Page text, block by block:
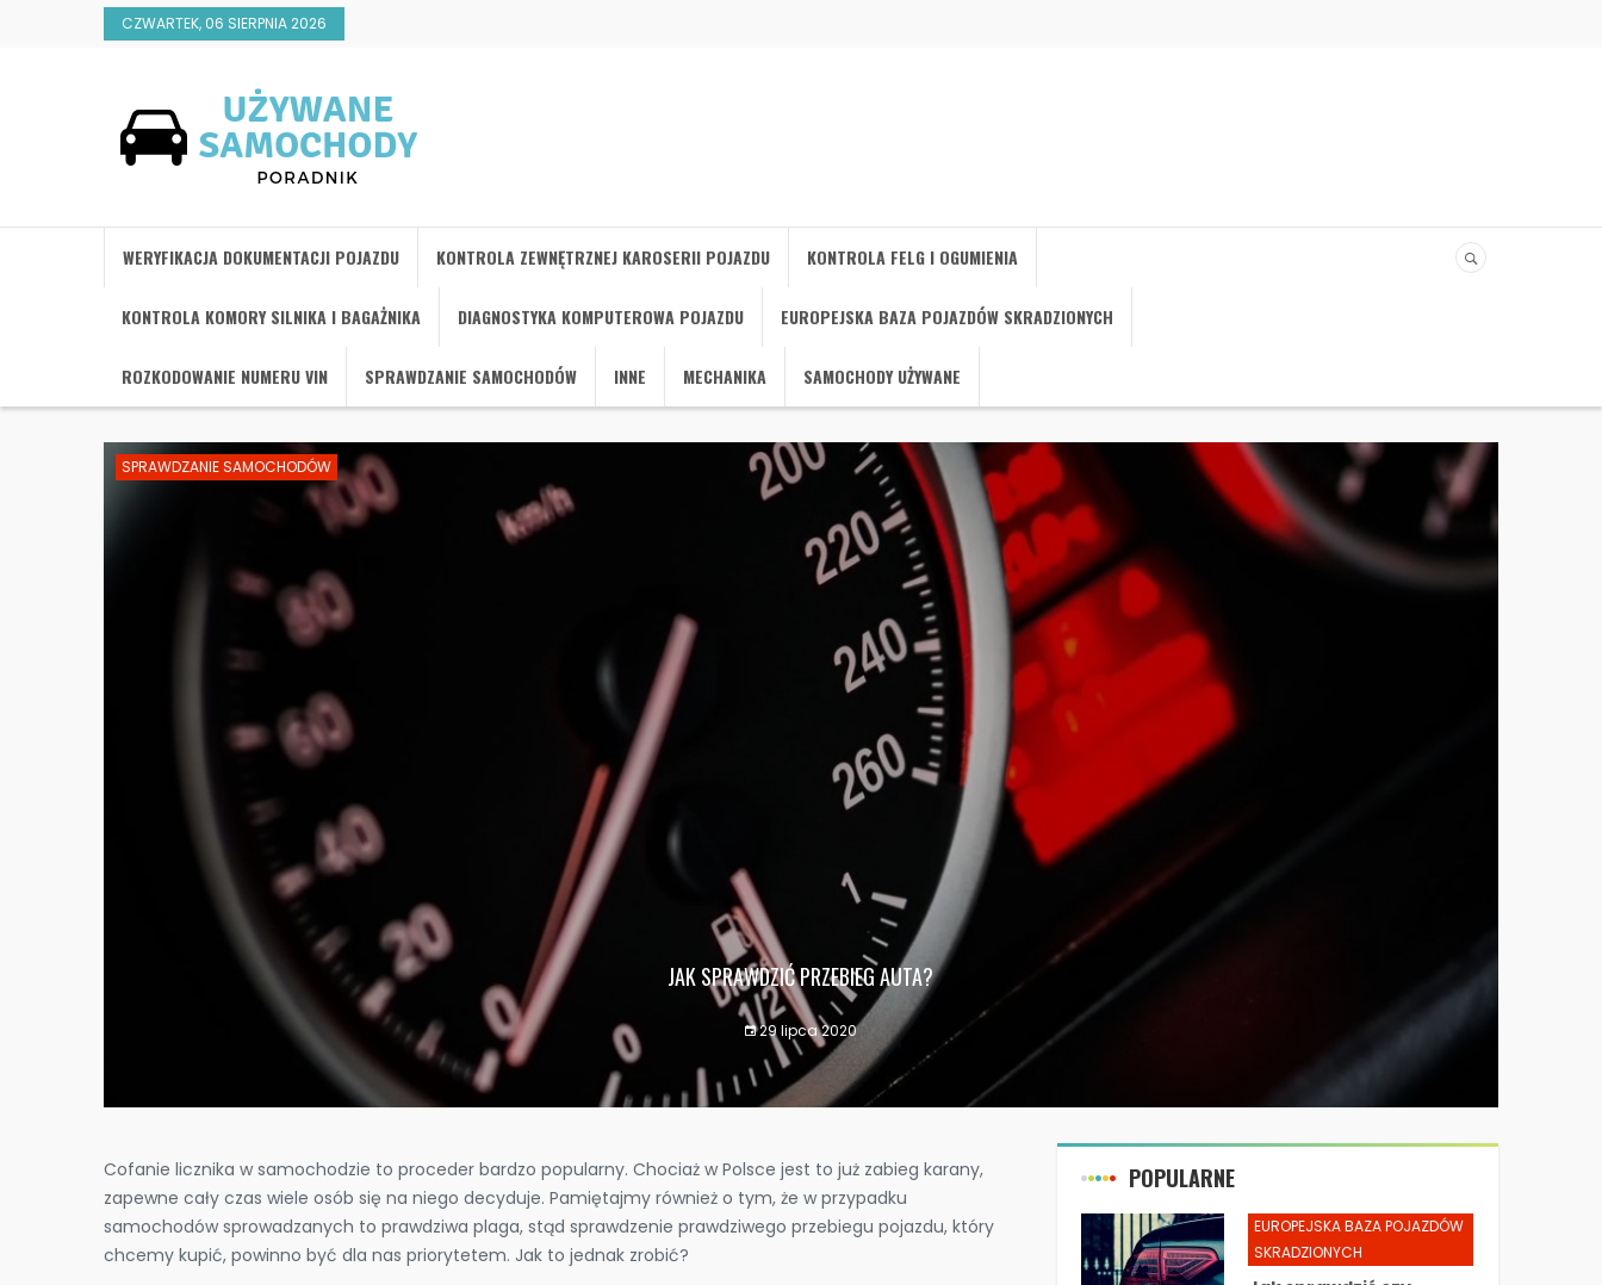
CZWARTEK, 06 SIERPNIA 2026
WERYFIKACJA DOKUMENTACJI POJAZDU KONTROLA ZEWNĘTRZNEJ KAROSERII POJAZDU KONTROLA FELG I OGUMIENIA
KONTROLA KOMORY SILNIKA I BAGAŻNIKA DIAGNOSTYKA KOMPUTEROWA POJAZDU EUROPEJSKA BAZA POJAZDÓW SKRADZIONYCH
ROZKODOWANIE NUMERU VIN SPRAWDZANIE SAMOCHODÓW INNE MECHANIKA SAMOCHODY UŻYWANE
SPRAWDZANIE SAMOCHODÓW
JAK SPRAWDZIĆ PRZEBIEG AUTA?
29 lipca 2020
​Cofanie licznika w samochodzie to proceder bardzo popularny. Chociaż w Polsce jest to już zabieg karany,
zapewne cały czas wiele osób się na niego decyduje. Pamiętajmy również o tym, że w przypadku
samochodów sprowadzanych to prawdziwa plaga, stąd sprawdzenie prawdziwego przebiegu pojazdu, który
chcemy kupić, powinno być dla nas priorytetem. Jak to jednak zrobić?
POPULARNE
EUROPEJSKA BAZA POJAZDÓW
SKRADZIONYCH